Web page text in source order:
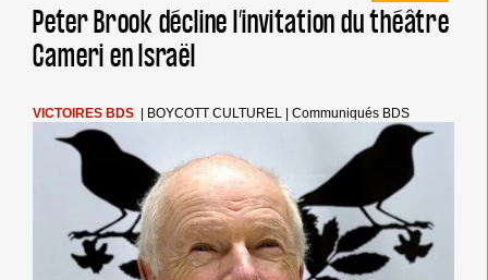
PRÉVENUS
DOIVENT
Peter Brook décline l’invitation du théâtre
Cameri en Israël
VICTOIRES BDS BOYCOTT CULTUREL |Communiqués BDS